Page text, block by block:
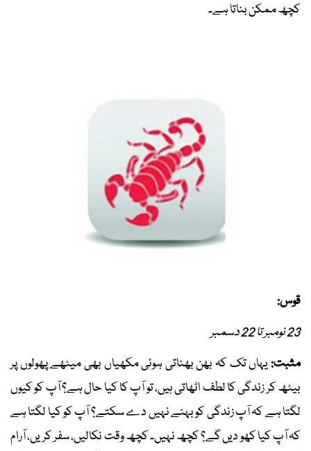
کچھ ممکن بناتا ہے۔
قوس:
23 نومبر تا 22 دسمبر
مثبت:یہاں تک کہ بھن بھناتی ہوئی مکھیاں بھی میٹھے پھولوں پر
بیٹھ کر زندگی کا لطف اٹھاتی ہیں، تو آپ کا کیا حال ہے؟ آپ کو کیوں
لگتا ہے کہ آپ زندگی کو بہنے نہیں دے سکتے؟ آپ کو کیا لگتا ہے
کہ آپ کیا کھو دیں گے؟ کچھ نہیں۔ کچھ وقت نکالیں، سفر کریں، آرام